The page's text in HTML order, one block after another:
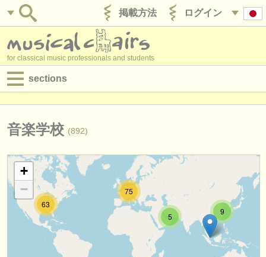
ログイン
掲載方法
for classical music professionals and students
sections
求人情報 (演奏関係の職)
求人情報 (管理者関連の職)
degree courses
講習会
コンクール
音楽学校 (892)
9
5
63
75
+
−